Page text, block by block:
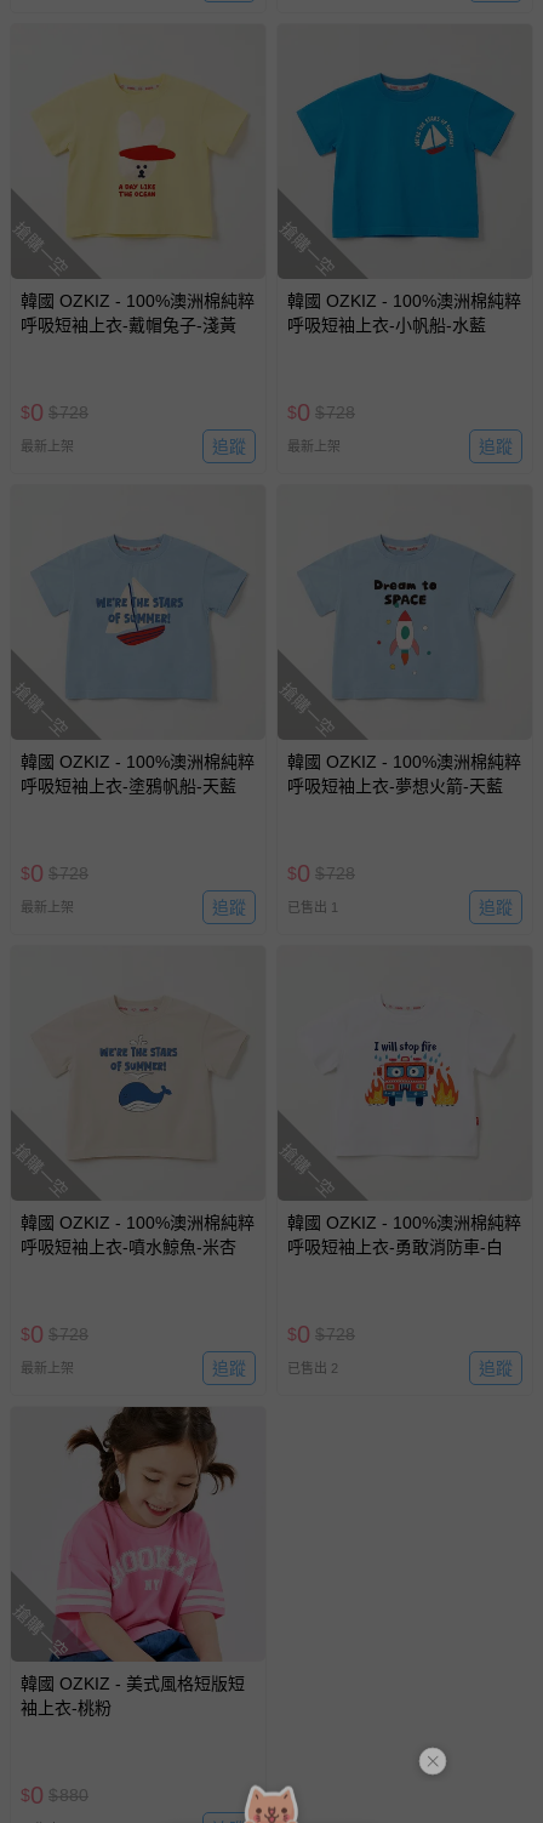
搶購一空
韓國 OZKIZ - 100%澳洲棉純粹
呼吸短袖上衣-戴帽兔子-淺黃
$0 $728
最新上架 追蹤
搶購一空
韓國 OZKIZ - 100%澳洲棉純粹
呼吸短袖上衣-小帆船-水藍
$0 $728
最新上架 追蹤
搶購一空
韓國 OZKIZ - 100%澳洲棉純粹
呼吸短袖上衣-塗鴉帆船-天藍
$0 $728
最新上架 追蹤
搶購一空
韓國 OZKIZ - 100%澳洲棉純粹
呼吸短袖上衣-夢想火箭-天藍
$0 $728
已售出 1 追蹤
搶購一空
韓國 OZKIZ - 100%澳洲棉純粹
呼吸短袖上衣-噴水鯨魚-米杏
$0 $728
最新上架 追蹤
搶購一空
韓國 OZKIZ - 100%澳洲棉純粹
呼吸短袖上衣-勇敢消防車-白
$0 $728
已售出 2 追蹤
搶購一空
韓國 OZKIZ - 美式風格短版短
袖上衣-桃粉
$0 $880